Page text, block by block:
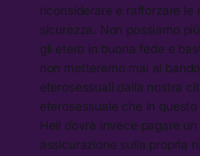
riconsiderare e rafforzare le
sicurezza. Non possiamo
gli etero in buona fede e
non metteremo mai al
eterosessuali dalla nostra
eterosessuale che in
Hell dovrà invece pagare
assicurazione sulla propria